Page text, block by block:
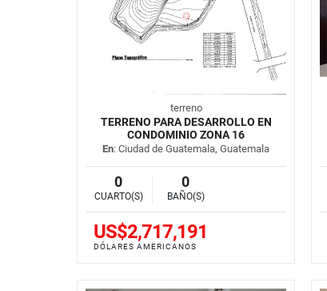
terreno
TERRENO PARA DESARROLLO EN
CONDOMINIO ZONA 16
En: Ciudad de Guatemala, Guatemala
0
CUARTO(S)
0
BAÑO(S)
US$2,717,191
DÓLARES AMERICANOS